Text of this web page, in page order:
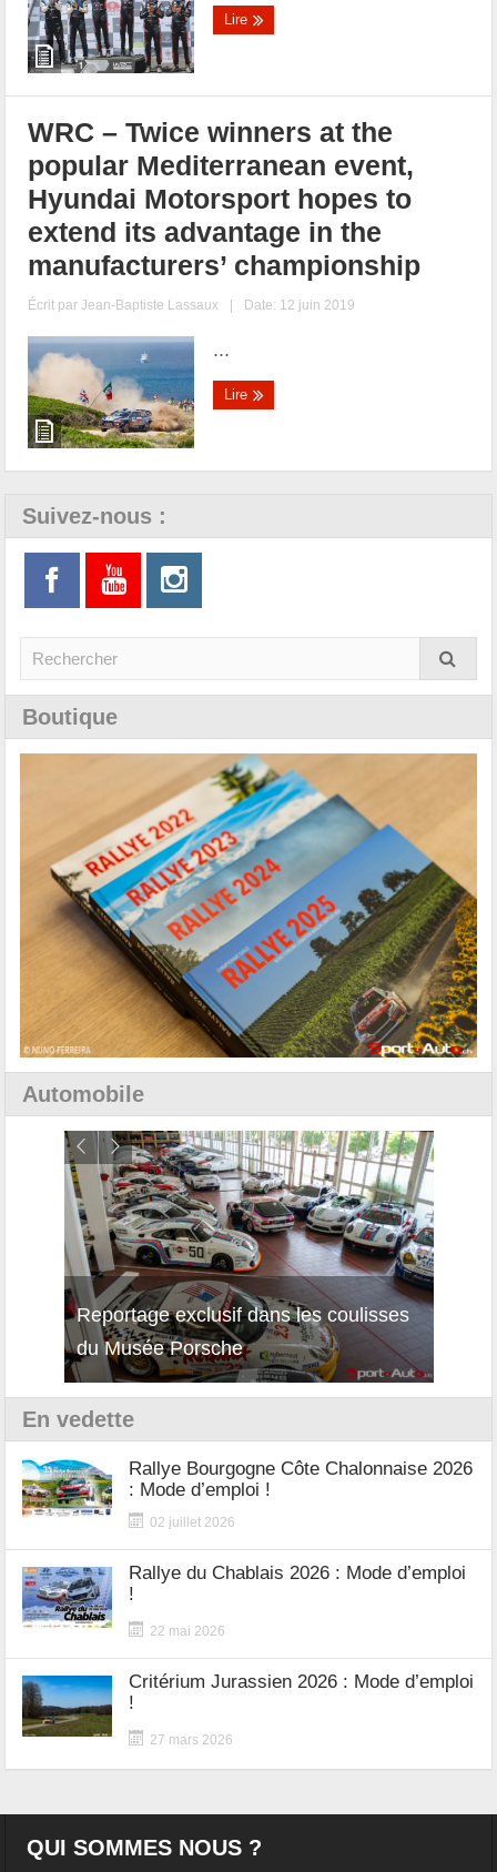
Lire
WRC – Twice winners at the
popular Mediterranean event,
Hyundai Motorsport hopes to
extend its advantage in the
manufacturers’ championship
Écrit parJean-Baptiste Lassaux | Date: 12 juin 2019
...
Lire
Suivez-nous :
Boutique
Automobile
Reportage exclusif dans les coulisses
du Musée Porsche
En vedette
Rallye Bourgogne Côte Chalonnaise 2026
: Mode d’emploi !
02 juillet 2026
Rallye du Chablais 2026 : Mode d’emploi
!
22 mai 2026
Critérium Jurassien 2026 : Mode d’emploi
!
27 mars 2026
QUI SOMMES NOUS ?